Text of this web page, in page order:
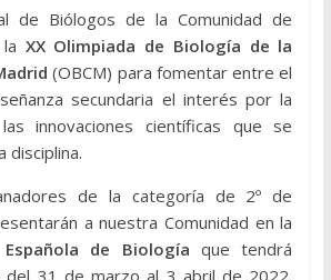
de Biólogos de la Comunidad de
XX Olimpiada de Biología de la
(OBCM) para fomentar entre el
secundaria el interés por la
innovaciones científicas que se
disciplina.
de la categoría de 2º de
a nuestra Comunidad en la
Española de Biología que tendrá